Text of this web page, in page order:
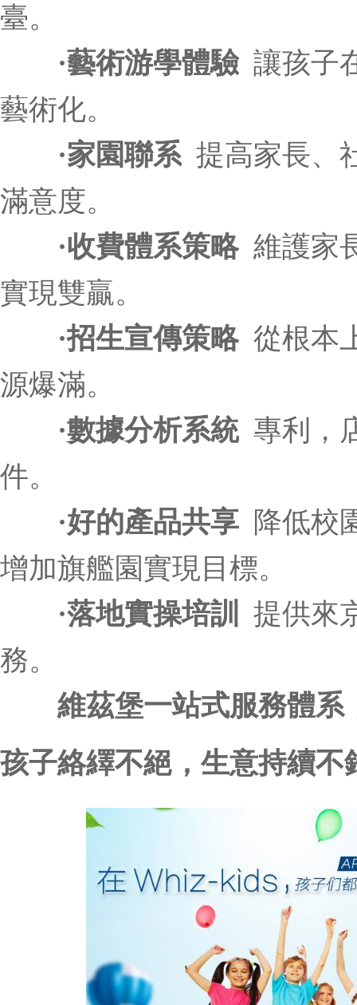
臺。
·藝術游學體驗 讓孩子
藝術化。
·家園聯系 提高家長、
滿意度。
·收費體系策略 維護家
實現雙贏。
·招生宣傳策略 從根本
源爆滿。
·數據分析系統 專利，
件。
·好的產品共享 降低校
增加旗艦園實現目標。
·落地實操培訓
提供來
務。
維茲堡一站式服務體
孩子絡繹不絕，生意持續不